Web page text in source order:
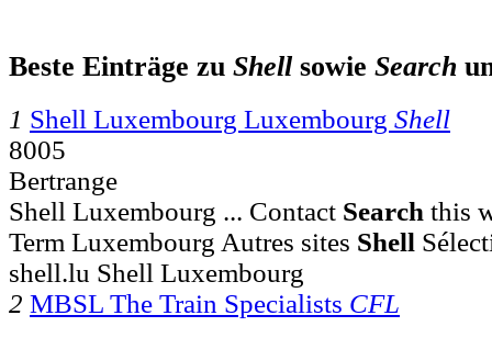
Beste Einträge zu Shellsowie Search
1 Shell Luxembourg Luxembourg Shell
8005
Bertrange
Shell Luxembourg ... Contact Search this
Term Luxembourg Autres sites Shell
shell.lu Shell Luxembourg
2 MBSL The Train Specialists CFL